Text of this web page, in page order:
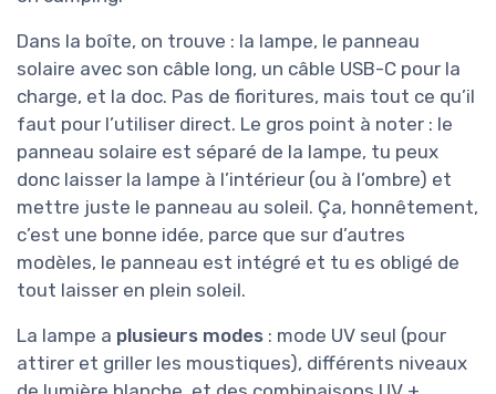
Dans la boîte, on trouve : la lampe, le panneau
solaire avec son câble long, un câble USB-C pour la
charge, et la doc. Pas de fioritures, mais tout ce qu’il
faut pour l’utiliser direct. Le gros point à noter : le
panneau solaire est séparé de la lampe, tu peux
donc laisser la lampe à l’intérieur (ou à l’ombre) et
mettre juste le panneau au soleil. Ça, honnêtement,
c’est une bonne idée, parce que sur d’autres
modèles, le panneau est intégré et tu es obligé de
tout laisser en plein soleil.
La lampe a plusieurs modes : mode UV seul (pour
attirer et griller les moustiques), différents niveaux